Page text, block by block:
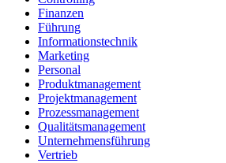
Finanzen
Führung
Informationstechnik
Marketing
Personal
Produktmanagement
Projektmanagement
Prozessmanagement
Qualitätsmanagement
Unternehmensführung
Vertrieb